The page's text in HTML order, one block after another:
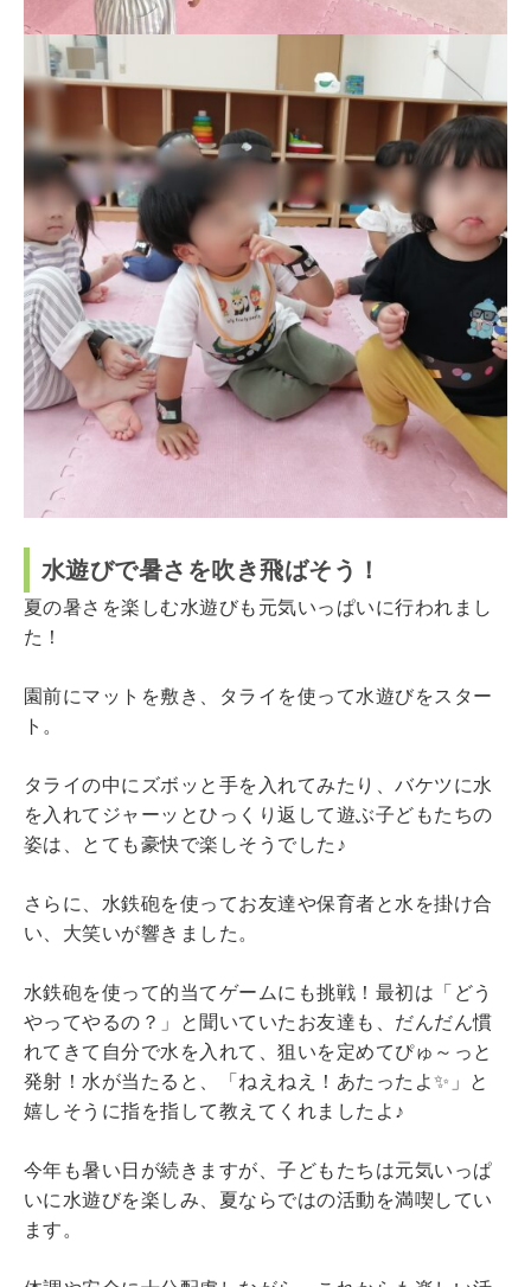
水遊びで暑さを吹き飛ばそう！
夏の暑さを楽しむ水遊びも元気いっぱいに行われまし
た！
園前にマットを敷き、タライを使って水遊びをスター
ト。
タライの中にズボッと手を入れてみたり、バケツに水
を入れてジャーッとひっくり返して遊ぶ子どもたちの
姿は、とても豪快で楽しそうでした♪
さらに、水鉄砲を使ってお友達や保育者と水を掛け合
い、大笑いが響きました。
水鉄砲を使って的当てゲームにも挑戦！最初は「どう
やってやるの？」と聞いていたお友達も、だんだん慣
れてきて自分で水を入れて、狙いを定めてぴゅ～っと
発射！水が当たると、「ねえねえ！あたったよ✨」と
嬉しそうに指を指して教えてくれましたよ♪
今年も暑い日が続きますが、子どもたちは元気いっぱ
いに水遊びを楽しみ、夏ならではの活動を満喫してい
ます。